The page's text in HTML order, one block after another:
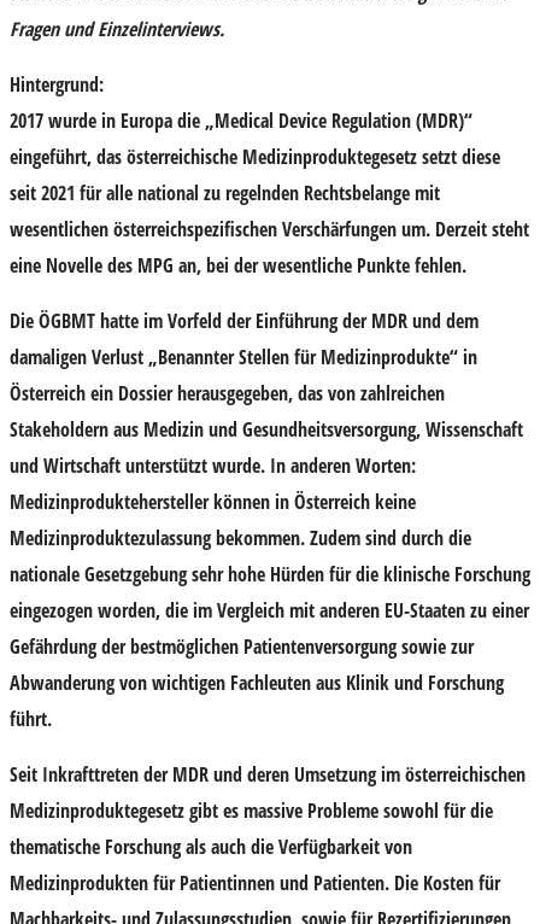
Fragen und Einzelinterviews.
Hintergrund:
2017 wurde in Europa die „Medical Device Regulation (MDR)“
eingeführt, das österreichische Medizinproduktegesetz setzt diese
seit 2021 für alle national zu regelnden Rechtsbelange mit
wesentlichen österreichspezifischen Verschärfungen um. Derzeit steht
eine Novelle des MPG an, bei der wesentliche Punkte fehlen.
Die ÖGBMT hatte im Vorfeld der Einführung der MDR und dem
damaligen Verlust „Benannter Stellen für Medizinprodukte“ in
Österreich ein Dossier herausgegeben, das von zahlreichen
Stakeholdern aus Medizin und Gesundheitsversorgung, Wissenschaft
und Wirtschaft unterstützt wurde. In anderen Worten:
Medizinproduktehersteller können in Österreich keine
Medizinproduktezulassung bekommen. Zudem sind durch die
nationale Gesetzgebung sehr hohe Hürden für die klinische Forschung
eingezogen worden, die im Vergleich mit anderen EU-Staaten zu einer
Gefährdung der bestmöglichen Patientenversorgung sowie zur
Abwanderung von wichtigen Fachleuten aus Klinik und Forschung
führt.
Seit Inkrafttreten der MDR und deren Umsetzung im österreichischen
Medizinproduktegesetz gibt es massive Probleme sowohl für die
thematische Forschung als auch die Verfügbarkeit von
Medizinprodukten für Patientinnen und Patienten. Die Kosten für
Machbarkeits- und Zulassungsstudien, sowie für Rezertifizierungen